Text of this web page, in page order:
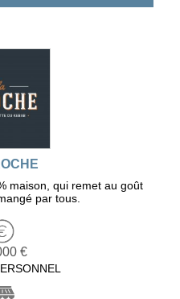
maison, qui remet au goût
par tous.
€